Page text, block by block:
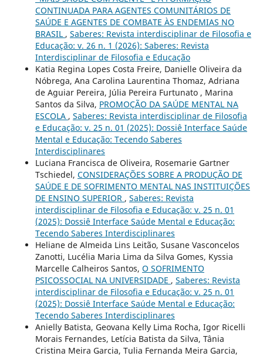
CONTINUADA PARA AGENTES COMUNITÁRIOS DE
SAÚDE E AGENTES DE COMBATE ÀS ENDEMIAS NO
BRASIL , Saberes: Revista interdisciplinar de Filosofia e
Educação: v. 26 n. 1 (2026): Saberes: Revista
Interdisciplinar de Filosofia e Educação
Katia Regina Lopes Costa Freire, Danielle Oliveira da
Nóbrega, Ana Carolina Laurentina Thomaz, Adriana
de Aguiar Pereira, Júlia Pereira Furtunato , Marina
Santos da Silva, PROMOÇÃO DA SAÚDE MENTAL NA
ESCOLA , Saberes: Revista interdisciplinar de Filosofia
e Educação: v. 25 n. 01 (2025): Dossiê Interface Saúde
Mental e Educação: Tecendo Saberes
Interdisciplinares
Luciana Francisca de Oliveira, Rosemarie Gartner
Tschiedel, CONSIDERAÇÕES SOBRE A PRODUÇÃO DE
SAÚDE E DE SOFRIMENTO MENTAL NAS INSTITUIÇÕES
DE ENSINO SUPERIOR , Saberes: Revista
interdisciplinar de Filosofia e Educação: v. 25 n. 01
(2025): Dossiê Interface Saúde Mental e Educação:
Tecendo Saberes Interdisciplinares
Heliane de Almeida Lins Leitão, Susane Vasconcelos
Zanotti, Lucélia Maria Lima da Silva Gomes, Kyssia
Marcelle Calheiros Santos, O SOFRIMENTO
PSICOSSOCIAL NA UNIVERSIDADE , Saberes: Revista
interdisciplinar de Filosofia e Educação: v. 25 n. 01
(2025): Dossiê Interface Saúde Mental e Educação:
Tecendo Saberes Interdisciplinares
Anielly Batista, Geovana Kelly Lima Rocha, Igor Ricelli
Morais Fernandes, Letícia Batista da Silva, Tânia
Cristina Meira Garcia, Tulia Fernanda Meira Garcia,